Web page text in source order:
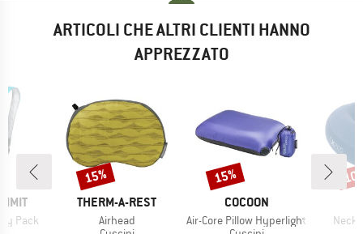
ARTICOLI CHE ALTRI CLIENTI HANNO
APPREZZATO
Pack
MARCHIO
THERM-A-REST
Articolo
Airhead
Sconto
15%
MARCHIO
COCOON
Articolo
Air-Core Pillow Hyperlight
Sconto
15%